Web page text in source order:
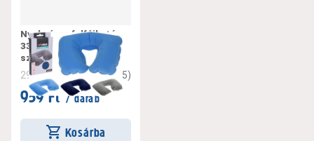
Nyakpárna felfújható
33x22x8cm többféle
színben
292211 4.6 5)
959 Ft / darab
Kosárba